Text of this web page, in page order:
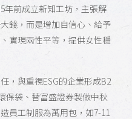
年前成立新知工坊，主張解
錢，而是增加自信心、給予
實現兩性平等，提供女性穩
，與重視ESG的企業形成B2
保袋、替富盛證券製做中秋
員工制服為萬用包，如7-11